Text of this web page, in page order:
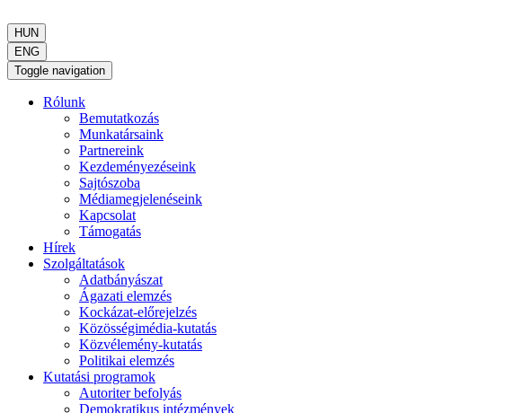
HUN
ENG
Toggle navigation
Rólunk
Bemutatkozás
Munkatársaink
Partnereink
Kezdeményezéseink
Sajtószoba
Médiamegjelenéseink
Kapcsolat
Támogatás
Hírek
Szolgáltatások
Adatbányászat
Ágazati elemzés
Kockázat-előrejelzés
Közösségimédia-kutatás
Közvélemény-kutatás
Politikai elemzés
Kutatási programok
Autoriter befolyás
Demokratikus intézmények